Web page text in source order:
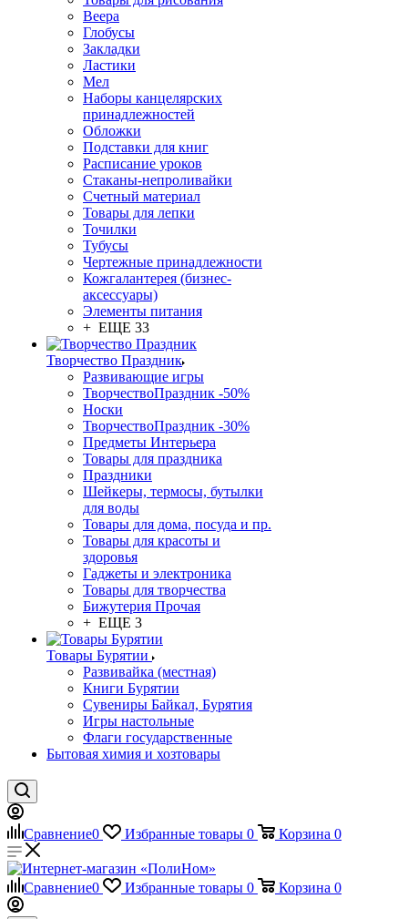
Веера
Глобусы
Закладки
Ластики
Мел
Наборы канцелярских
принадлежностей
Обложки
Подставки для книг
Расписание уроков
Стаканы-непроливайки
Счетный материал
Товары для лепки
Точилки
Тубусы
Чертежные принадлежности
Кожгалантерея (бизнес-
аксессуары)
Элементы питания
+ ЕЩЕ 33
Творчество Праздник
Развивающие игры
ТворчествоПраздник -50%
Носки
ТворчествоПраздник -30%
Предметы Интерьера
Товары для праздника
Праздники
Шейкеры, термосы, бутылки
для воды
Товары для дома, посуда и пр.
Товары для красоты и
здоровья
Гаджеты и электроника
Товары для творчества
Бижутерия Прочая
+ ЕЩЕ 3
Товары Бурятии
Развивайка (местная)
Книги Бурятии
Сувениры Байкал, Бурятия
Игры настольные
Флаги государственные
Бытовая химия и хозтовары
Сравнение0 Избранные товары 0 Корзина 0
Сравнение0 Избранные товары 0 Корзина 0